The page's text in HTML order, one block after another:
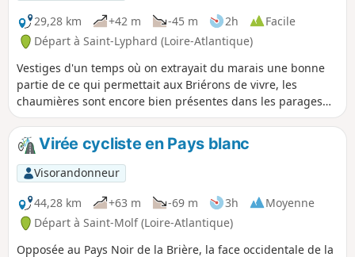
29,28 km
+42 m -45 m 2h
Facile
Départ à Saint-Lyphard (Loire-Atlantique)
Vestiges d'un temps où on extrayait du marais une bonne
partie de ce qui permettait aux Briérons de vivre, les
chaumières sont encore bien présentes dans les parages
de Saint-Lyphard. On n'en dénombrerait plus de 500. Pour
découvrir ce patrimoine exceptionnel, prenez donc votre
vélo et arpentez les petites routes et chemins
d'exploitations qui sillonnent le territoire communal de
Saint-Lyphard. Le dépaysement est assuré!
Virée cycliste en Pays blanc
Visorandonneur
44,28 km
+63 m -69 m 3h
Moyenne
Départ à Saint-Molf (Loire-Atlantique)
Opposée au Pays Noir de la Brière, la face occidentale de la